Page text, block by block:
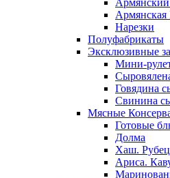
Армянская
Нарезки
Полуфабрикаты
Эксклюзивные
Мини-
Говядина
Свинина
Мясные
Готовые
Долма
Хаш. Рубец
Ариса.